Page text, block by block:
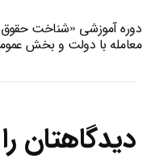
دوره آموزشی «شناخت
معامله با دولت و بخش
دیدگاهتان